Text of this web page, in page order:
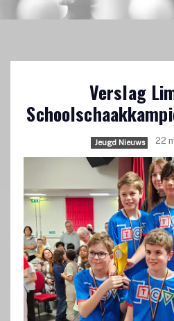
Verslag
Jeugd Nieuws 22